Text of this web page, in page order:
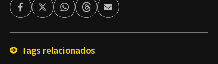
FacebookTwitterWhatsappThreadsEnviar
por
Tags relacionados